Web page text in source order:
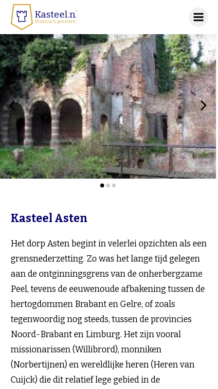
Kasteel.nl
Historisch genieten!
‹ ›
Kasteel Asten
Het dorp Asten begint in velerlei opzichten als een
grensnederzetting. Zo was het lange tijd gelegen
aan de ontginningsgrens van de onherbergzame
Peel, tevens de eeuwenoude afbakening tussen de
hertogdommen Brabant en Gelre, of zoals
tegenwoordig nog steeds, tussen de provincies
Noord-Brabant en Limburg. Het zijn vooral
missionarissen (Willibrord), monniken
(Norbertijnen) en wereldlijke heren (Heren van
Cuijck) die dit relatief lege gebied in de